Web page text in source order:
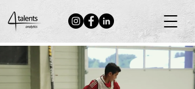
Neuigkeiten